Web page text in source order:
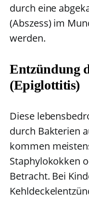
durch eine
(Abszess) im
werden.
Entzündung
(Epiglottitis)
Diese
durch Bakterien
kommen
Staphylokokken
Betracht. Bei